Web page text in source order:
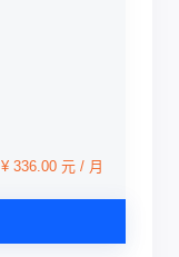
¥ 336.00 元 / 月